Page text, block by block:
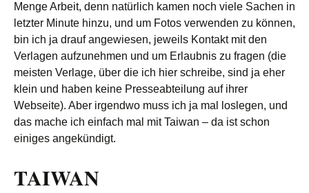
Menge Arbeit, denn natürlich kamen noch viele Sachen in
letzter Minute hinzu, und um Fotos verwenden zu können,
bin ich ja drauf angewiesen, jeweils Kontakt mit den
Verlagen aufzunehmen und um Erlaubnis zu fragen (die
meisten Verlage, über die ich hier schreibe, sind ja eher
klein und haben keine Presseabteilung auf ihrer
Webseite). Aber irgendwo muss ich ja mal loslegen, und
das mache ich einfach mal mit Taiwan – da ist schon
einiges angekündigt.
TAIWAN